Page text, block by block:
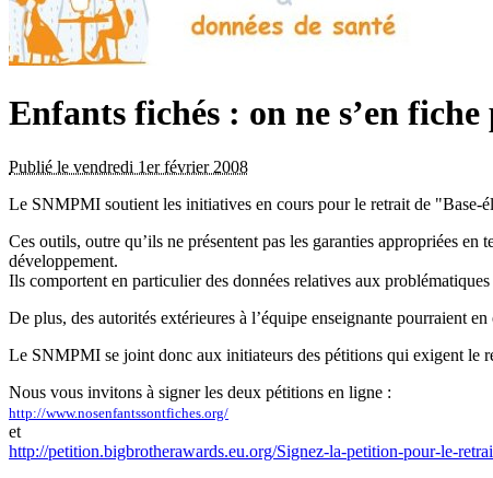
Enfants fichés : on ne s’en fiche
Publié le vendredi 1er février 2008
Le SNMPMI soutient les initiatives en cours pour le retrait de "Base-
Ces outils, outre qu’ils ne présentent pas les garanties appropriées
développement.
Ils comportent en particulier des données relatives aux
De plus, des autorités extérieures à l’équipe enseignante pourraient
Le SNMPMI se joint donc aux initiateurs des pétitions qui exigent le
Nous vous invitons à signer les deux pétitions en ligne :
http://www.nosenfantssontfiches.org/
et
http://petition.bigbrotherawards.eu.org/Signez-la-petition-pour-le-